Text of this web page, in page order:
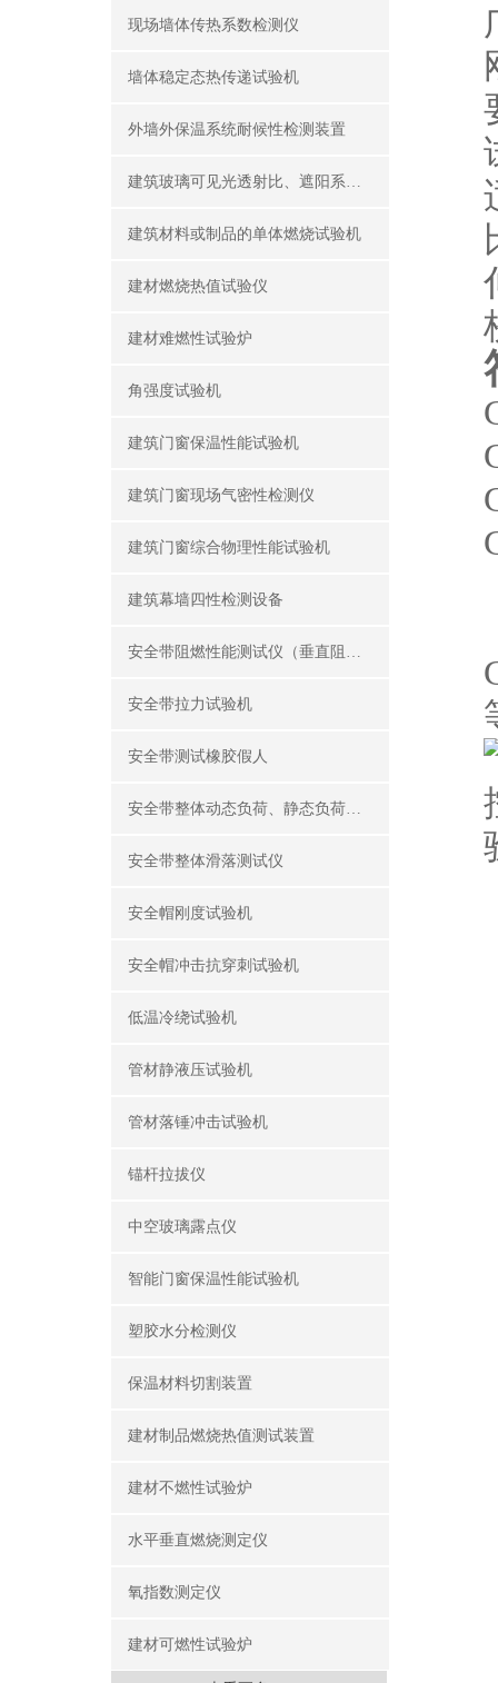
现场墙体传热系数检测仪
墙体稳定态热传递试验机
外墙外保温系统耐候性检测装置
建筑玻璃可见光透射比、遮阳系数测定仪
建筑材料或制品的单体燃烧试验机
建材燃烧热值试验仪
建材难燃性试验炉
角强度试验机
建筑门窗保温性能试验机
建筑门窗现场气密性检测仪
建筑门窗综合物理性能试验机
建筑幕墙四性检测设备
安全带阻燃性能测试仪（垂直阻燃仪）
安全带拉力试验机
安全带测试橡胶假人
安全带整体动态负荷、静态负荷测试仪
安全带整体滑落测试仪
安全帽刚度试验机
安全帽冲击抗穿刺试验机
低温冷绕试验机
管材静液压试验机
管材落锤冲击试验机
锚杆拉拔仪
中空玻璃露点仪
智能门窗保温性能试验机
塑胶水分检测仪
保温材料切割装置
建材制品燃烧热值测试装置
建材不燃性试验炉
水平垂直燃烧测定仪
氧指数测定仪
建材可燃性试验炉